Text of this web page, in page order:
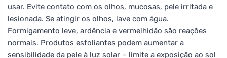
usar. Evite contato com os olhos, mucosas, pele irritada e
lesionada. Se atingir os olhos, lave com água.
Formigamento leve, ardência e vermelhidão são reações
normais. Produtos esfoliantes podem aumentar a
sensibilidade da pele à luz solar – limite a exposição ao sol